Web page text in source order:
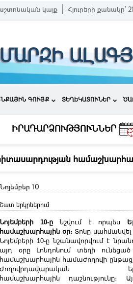
կայք Հյուրերի քանակը՝ 21
ԳՈՒՅՔ ՏԵՂԵԿԱՏՈՒՆԵՐ
ԻՐԱԴԱՐՁՈՒԹՅՈՒՆՆԵՐ
Նոյեմբեր 10
Շատ երկրներում
Նոյեմբերի 10-ընշվում է որպես
համաշխարհային օր։ Տոնը
Նոյեմբերի 10-ը նշանավորվում է
այդ օրը Լոնդոնում տեղի
համաշխարհային համաժողովի
Ժողովրդավարական
համաշխարհային